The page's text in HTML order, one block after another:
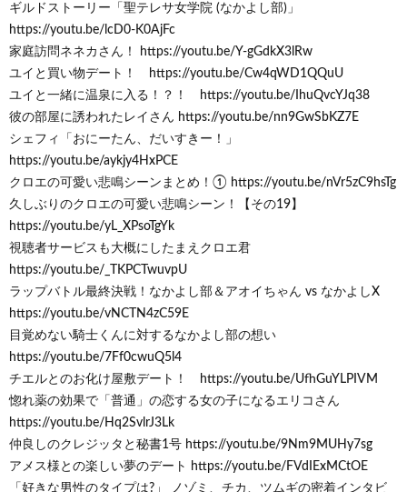
ギルドストーリー「聖テレサ女学院 (なかよし部)」
https://youtu.be/lcD0-K0AjFc
家庭訪問ネネカさん！ https://youtu.be/Y-gGdkX3lRw
ユイと買い物デート！ https://youtu.be/Cw4qWD1QQuU
ユイと一緒に温泉に入る！？！ https://youtu.be/IhuQvcYJq38
彼の部屋に誘われたレイさん https://youtu.be/nn9GwSbKZ7E
シェフィ「おにーたん、だいすきー！」
https://youtu.be/aykjy4HxPCE
クロエの可愛い悲鳴シーンまとめ！① https://youtu.be/nVr5zC9hsTg
久しぶりのクロエの可愛い悲鳴シーン！【その19】
https://youtu.be/yL_XPsoTgYk
視聴者サービスも大概にしたまえクロエ君
https://youtu.be/_TKPCTwuvpU
ラップバトル最終決戦！なかよし部＆アオイちゃん vs なかよしX
https://youtu.be/vNCTN4zC59E
目覚めない騎士くんに対するなかよし部の想い
https://youtu.be/7Ff0cwuQ5l4
チエルとのお化け屋敷デート！ https://youtu.be/UfhGuYLPIVM
惚れ薬の効果で「普通」の恋する女の子になるエリコさん
https://youtu.be/Hq2SvlrJ3Lk
仲良しのクレジッタと秘書1号 https://youtu.be/9Nm9MUHy7sg
アメス様との楽しい夢のデート https://youtu.be/FVdIExMCtOE
「好きな男性のタイプは?」 ノゾミ、チカ、ツムギの密着インタビ